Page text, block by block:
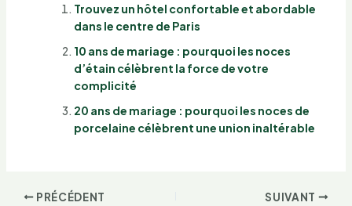
Trouvez un hôtel confortable et abordable
dans le centre de Paris
10 ans de mariage : pourquoi les noces
d’étain célèbrent la force de votre
complicité
20 ans de mariage : pourquoi les noces de
porcelaine célèbrent une union inaltérable
PRÉCÉDENT SUIVANT